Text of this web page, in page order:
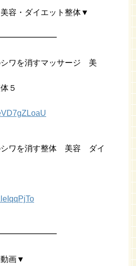
容・ダイエット整体▼
ワを消すマッサージ 美
５
ワを消す整体 美容 ダイ
画▼